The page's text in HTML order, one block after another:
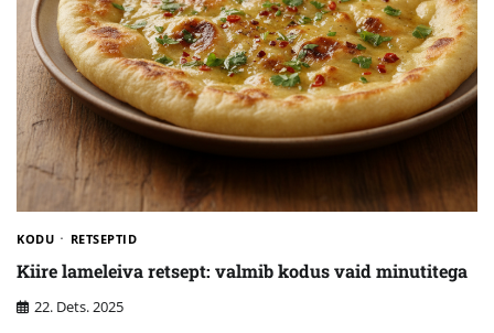
KODU RETSEPTID
Kiire lameleiva retsept: valmib kodus vaid minutitega
22. Dets. 2025